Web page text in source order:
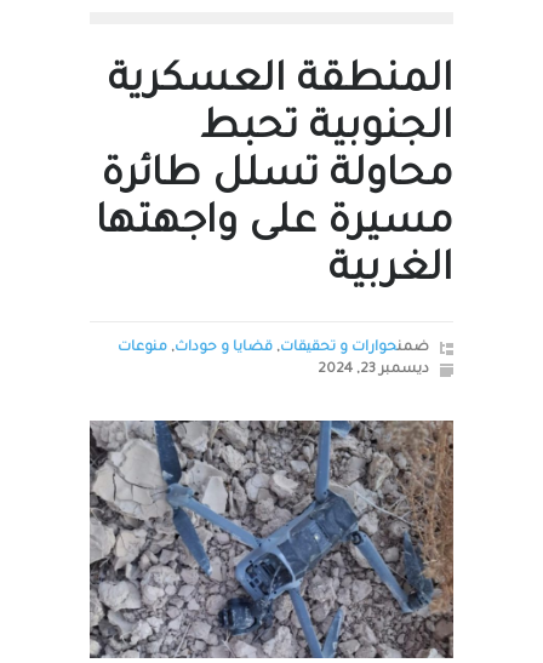
المنطقة العسكرية
الجنوبية تحبط
محاولة تسلل طائرة
مسيرة على واجهتها
الغربية
ضمنحوارات و تحقيقات, قضايا و حوداث, منوعات
ديسمبر 23, 2024